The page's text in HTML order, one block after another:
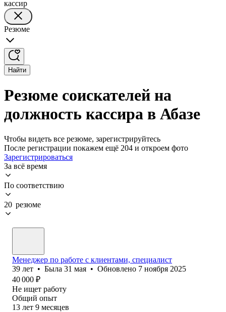
кассир
Резюме
Найти
Резюме соискателей на
должность кассира в Абазе
Чтобы видеть все резюме, зарегистрируйтесь
После регистрации покажем ещё 204 и откроем фото
Зарегистрироваться
За всё время
По соответствию
20 резюме
Менеджер по работе с клиентами, специалист
39 лет • Была 31 мая • Обновлено 7 ноября 2025
40 000 ₽
Не ищет работу
Общий опыт
13 лет 9 месяцев